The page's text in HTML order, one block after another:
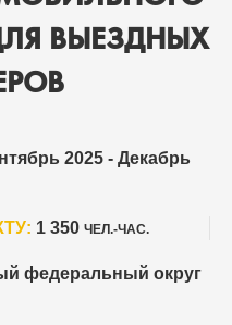
ВЫЕЗДНЫХ
2025 - Декабрь
1 350 ЧЕЛ.-ЧАС.
федеральный округ